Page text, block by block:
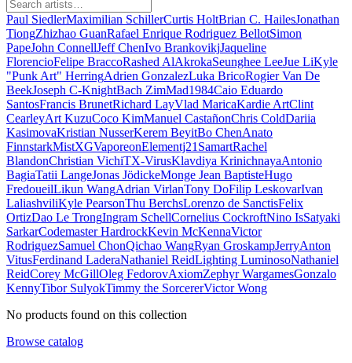
Paul SiedlerMaximilian SchillerCurtis HoltBrian C. HailesJonathan
TiongZhizhao GuanRafael Enrique Rodriguez BellotSimon
PapeJohn ConnellJeff ChenIvo BrankovikjJaqueline
FlorencioFelipe BraccoRashed AlAkrokaSeunghee LeeJue LiKyle
"Punk Art" HerringAdrien GonzalezLuka BricoRogier Van De
BeekJoseph C-KnightBach ZimMad1984Caio Eduardo
SantosFrancis BrunetRichard LayVlad MaricaKardie ArtClint
CearleyArt KuzuCoco KimManuel CastañonChris ColdDariia
KasimovaKristian NusserKerem BeyitBo ChenAnato
FinnstarkMistXGVaporeonElementj21 SamartRachel
BlandonChristian VichiTX-VirusKlavdiya KrinichnayaAntonio
BagiaTatii LangeJonas JödickeMonge Jean BaptisteHugo
FredoueilLikun WangAdrian VirlanTony DoFilip LeskovarIvan
LaliashviliKyle PearsonThu BerchsLorenzo de SanctisFelix
OrtizDao Le TrongIngram SchellCornelius CockroftNino IsSatyaki
SarkarCodemaster HardrockKevin McKennaVictor
RodriguezSamuel ChonQichao WangRyan GroskampJerryAnton
VitusFerdinand LaderaNathaniel ReidLighting LuminosoNathaniel
ReidCorey McGillOleg FedorovAxiomZephyr WargamesGonzalo
KennyTibor SulyokTimmy the SorcererVictor Wong
No products found on this collection
Browse catalog